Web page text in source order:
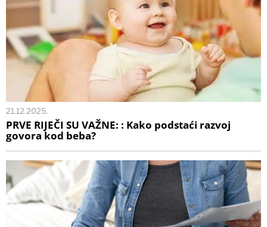
21.12.2025.
PRVE RIJEČI SU VAŽNE: : Kako podstaći razvoj
govora kod beba?